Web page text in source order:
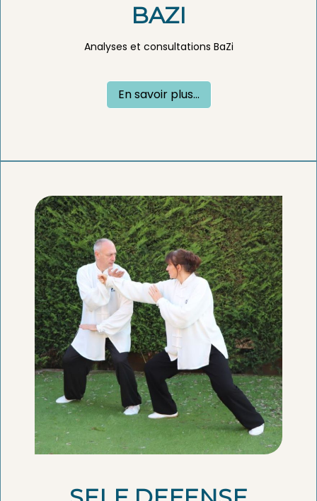
BAZI
Analyses et consultations BaZi
En savoir plus...